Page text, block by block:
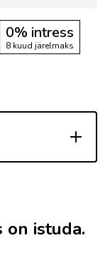
0% intress
8 kuud järelmaks
on istuda.